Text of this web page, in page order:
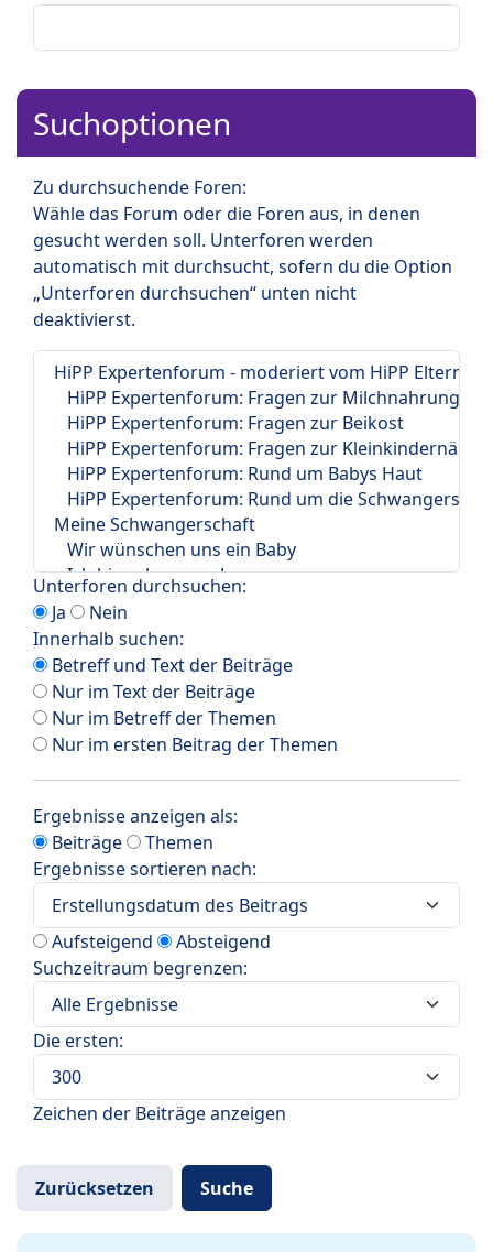
Suchoptionen
Zu durchsuchende Foren:
Wähle das Forum oder die Foren aus, in denen
gesucht werden soll. Unterforen werden
automatisch mit durchsucht, sofern du die Option
„Unterforen durchsuchen“ unten nicht
deaktivierst.
Unterforen durchsuchen:
Ja
Nein
Innerhalb suchen:
Betreff und Text der Beiträge
Nur im Text der Beiträge
Nur im Betreff der Themen
Nur im ersten Beitrag der Themen
Ergebnisse anzeigen als:
Beiträge
Themen
Ergebnisse sortieren nach:
Aufsteigend
Absteigend
Suchzeitraum begrenzen:
Die ersten:
Zeichen der Beiträge anzeigen